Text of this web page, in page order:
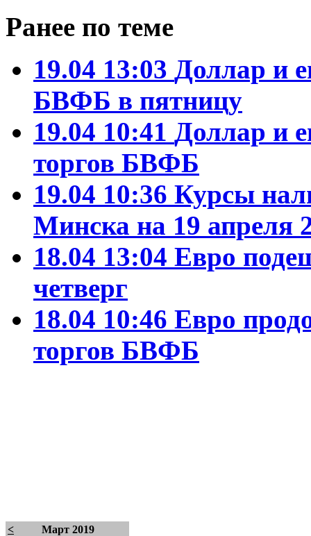
Ранее по теме
19.04 13:03 Доллар и
БВФБ в пятницу
19.04 10:41 Доллар и
торгов БВФБ
19.04 10:36 Курсы
Минска на 19 апреля
18.04 13:04 Евро
четверг
18.04 10:46 Евро
торгов БВФБ
<
Март 2019